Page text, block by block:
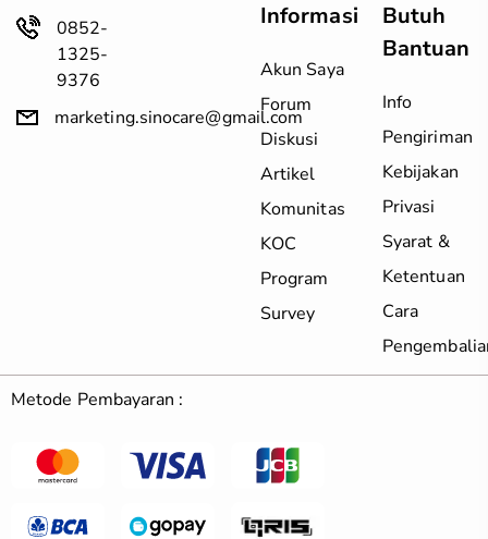
0852-
1325-
9376
marketing.sinocare@gmail.com
Informasi
Akun Saya
Forum
Diskusi
Artikel
Komunitas
KOC
Program
Survey
Butuh
Bantuan
Info
Pengiriman
Kebijakan
Privasi
Syarat &
Ketentuan
Cara
Metode Pembayaran :